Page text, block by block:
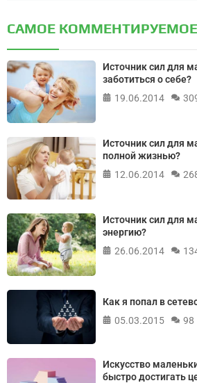
САМОЕ КОММЕНТИРУЕМОЕ
Источник сил для
заботиться о себе?
19.06.2014
Источник сил для
полной жизнью?
12.06.2014
Источник сил для
энергию?
26.06.2014
Как я попал в
05.03.2015
98
Искусство
быстро достигать